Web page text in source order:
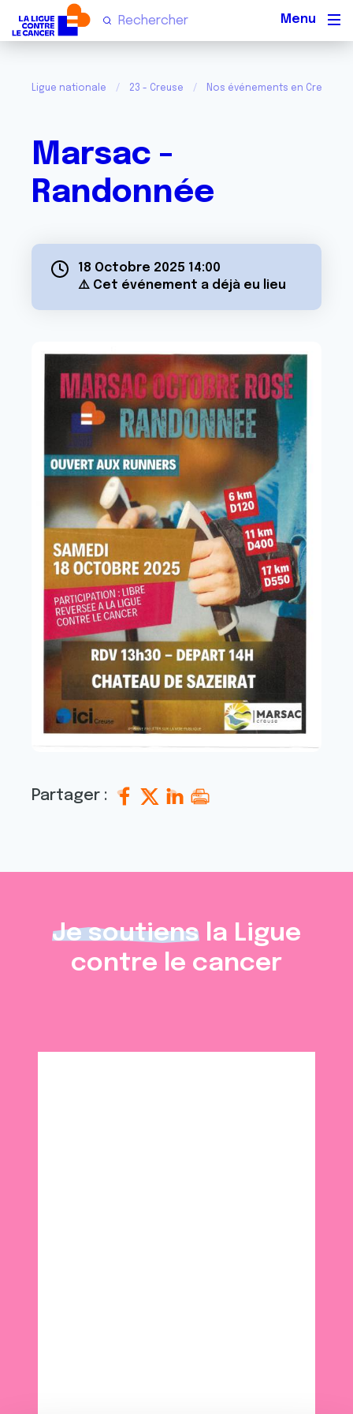
Ligue nationale 23 - Creuse Nos événements en Creuse
Marsac -
Randonnée
18 Octobre 2025 14:00
⚠️ Cet événement a déjà eu lieu
Partager :
Je soutiens la Ligue
contre le cancer